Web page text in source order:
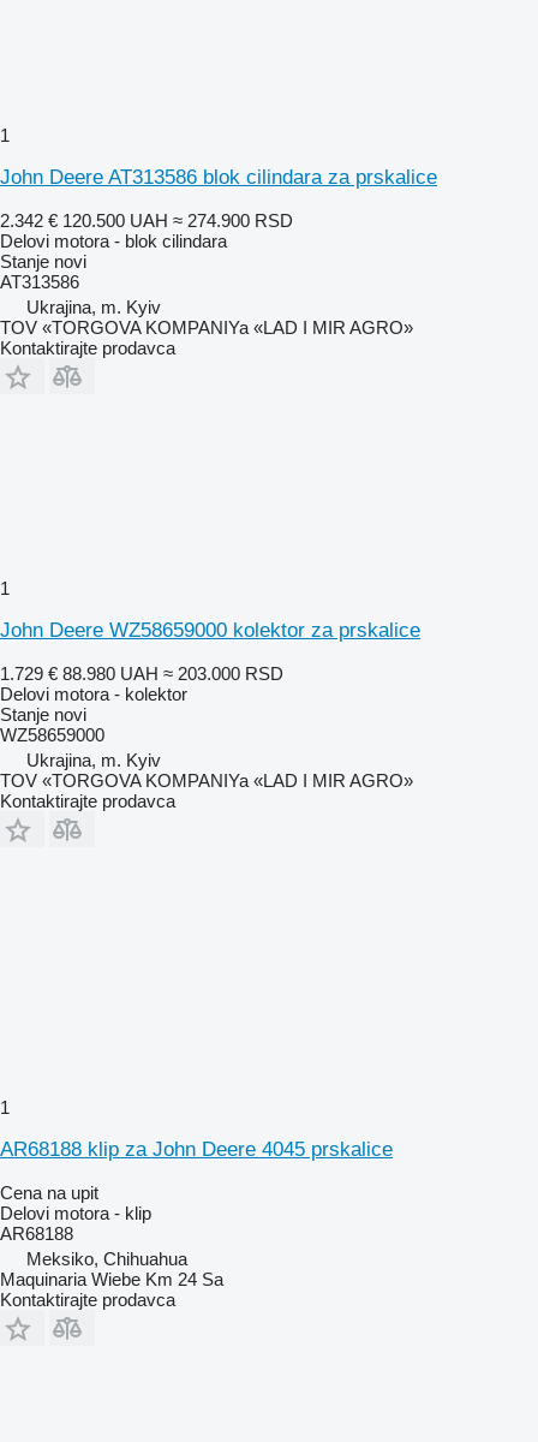
1
John Deere AT313586 blok cilindara za prskalice
2.342 € 120.500 UAH ≈ 274.900 RSD
Delovi motora - blok cilindara
Stanje novi
AT313586
Ukrajina, m. Kyiv
TOV «TORGOVA KOMPANIYa «LAD I MIR AGRO»
Kontaktirajte prodavca
1
John Deere WZ58659000 kolektor za prskalice
1.729 € 88.980 UAH ≈ 203.000 RSD
Delovi motora - kolektor
Stanje novi
WZ58659000
Ukrajina, m. Kyiv
TOV «TORGOVA KOMPANIYa «LAD I MIR AGRO»
Kontaktirajte prodavca
1
AR68188 klip za John Deere 4045 prskalice
Cena na upit
Delovi motora - klip
AR68188
Meksiko, Chihuahua
Maquinaria Wiebe Km 24 Sa
Kontaktirajte prodavca